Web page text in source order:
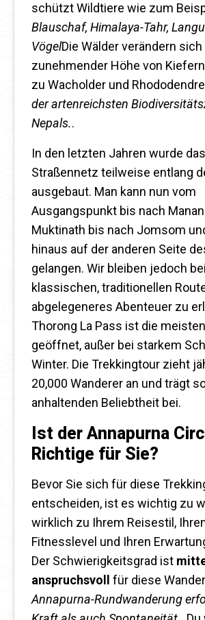
schützt Wildtiere wie zum
Blauschaf, Himalaya-Tahr,
VögelDie Wälder verändern
zunehmender Höhe von
zu Wacholder und
der artenreichsten
Nepals..
In den letzten Jahren wurde das
Straßennetz teilweise entlang
ausgebaut. Man kann nun vom
Ausgangspunkt bis nach
Muktinath bis nach Jomsom
hinaus auf der anderen Seite
gelangen. Wir bleiben jedoch
klassischen, traditionellen
abgelegeneres Abenteuer zu
Thorong La Pass ist die
geöffnet, außer bei starkem
Winter. Die Trekkingtour zieht
20,000 Wanderer an und trägt
anhaltenden Beliebtheit bei.
Ist der Annapurna
Richtige für Sie?
Bevor Sie sich für diese
entscheiden, ist es wichtig zu
wirklich zu Ihrem Reisestil,
Fitnesslevel und Ihren
Der Schwierigkeitsgrad ist
anspruchsvoll
für diese
Annapurna-Rundwanderung